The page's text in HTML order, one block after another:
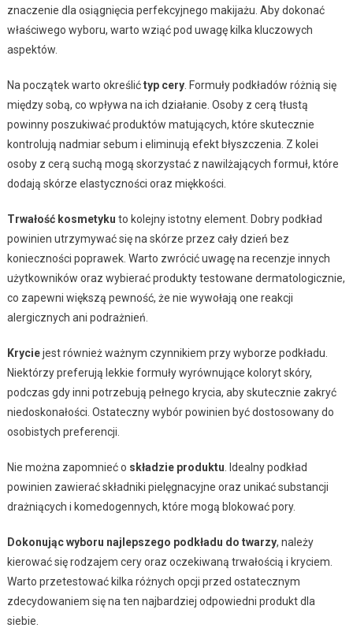
znaczenie dla osiągnięcia perfekcyjnego makijażu. Aby dokonać
właściwego wyboru, warto wziąć pod uwagę kilka kluczowych
aspektów.
Na początek warto określićtyp cery. Formuły podkładów różnią się
między sobą, co wpływa na ich działanie. Osoby z cerą tłustą
powinny poszukiwać produktów matujących, które skutecznie
kontrolują nadmiar sebum i eliminują efekt błyszczenia. Z kolei
osoby z cerą suchą mogą skorzystać z nawilżających formuł, które
dodają skórze elastyczności oraz miękkości.
Trwałość kosmetyku to kolejny istotny element. Dobry podkład
powinien utrzymywać się na skórze przez cały dzień bez
konieczności poprawek. Warto zwrócić uwagę na recenzje innych
użytkowników oraz wybierać produkty testowane dermatologicznie,
co zapewni większą pewność, że nie wywołają one reakcji
alergicznych ani podrażnień.
Kryciejest również ważnym czynnikiem przy wyborze podkładu.
Niektórzy preferują lekkie formuły wyrównujące koloryt skóry,
podczas gdy inni potrzebują pełnego krycia, aby skutecznie zakryć
niedoskonałości. Ostateczny wybór powinien być dostosowany do
osobistych preferencji.
Nie można zapomnieć o składzie produktu . Idealny podkład
powinien zawierać składniki pielęgnacyjne oraz unikać substancji
drażniących i komedogennych, które mogą blokować pory.
Dokonując wyboru najlepszego podkładu do twarzy, należy
kierować się rodzajem cery oraz oczekiwaną trwałością i kryciem.
Warto przetestować kilka różnych opcji przed ostatecznym
zdecydowaniem się na ten najbardziej odpowiedni produkt dla
siebie.